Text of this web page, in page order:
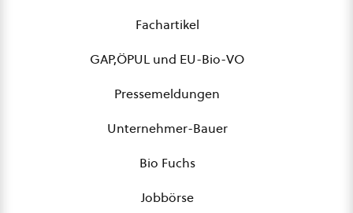
Fachartikel
GAP,ÖPUL und EU-Bio-VO
Pressemeldungen
Unternehmer-Bauer
Bio Fuchs
Jobbörse